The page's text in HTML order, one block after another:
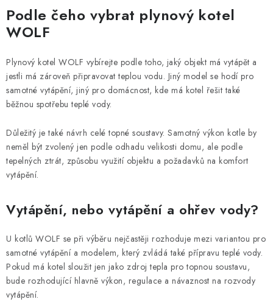
v
l
á
d
a
c
í
r
v
k
y
v
ý
p
i
s
u
Podle čeho vybrat plynový kotel
WOLF
Plynový kotel WOLF vybírejte podle toho, jaký objekt má vytápět a
jestli má zároveň připravovat teplou vodu. Jiný model se hodí pro
samotné vytápění, jiný pro domácnost, kde má kotel řešit také
běžnou spotřebu teplé vody.
Důležitý je také návrh celé topné soustavy. Samotný výkon kotle by
neměl být zvolený jen podle odhadu velikosti domu, ale podle
tepelných ztrát, způsobu využití objektu a požadavků na komfort
vytápění.
Vytápění, nebo vytápění a ohřev vody?
U kotlů WOLF se při výběru nejčastěji rozhoduje mezi variantou pro
samotné vytápění a modelem, který zvládá také přípravu teplé vody.
Pokud má kotel sloužit jen jako zdroj tepla pro topnou soustavu,
bude rozhodující hlavně výkon, regulace a návaznost na rozvody
vytápění.